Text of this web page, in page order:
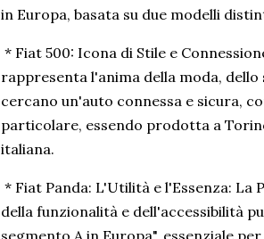
in Europa, basata su due modelli
* Fiat 500: Icona di Stile e
rappresenta l'anima della moda,
cercano un'auto connessa e sicura,
particolare, essendo prodotta a
italiana.
* Fiat Panda: L'Utilità e l'Essenza: La
della funzionalità e dell'accessibilità
segmento A in Europa", essenziale